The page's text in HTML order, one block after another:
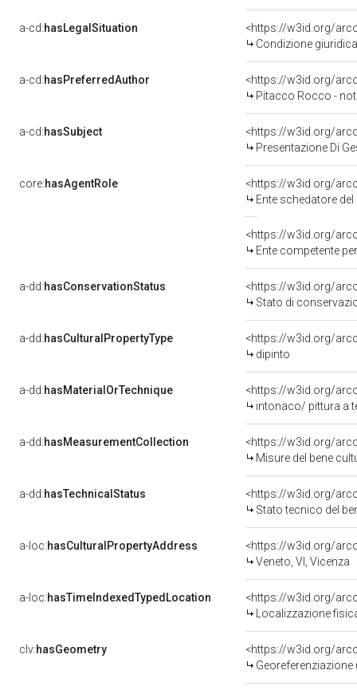
a-cd:hasLegalSituation
Condizione
a-cd:hasPreferredAuthor
<https://w3id.org/
Pitacco Rocco -
a-cd:hasSubject
<https://w3id.org/
Presentazione Di
core:hasAgentRole
<https://w3id.org/
Ente schedatore
<https://w3id.org/
Ente competente per tutela
a-dd:hasConservationStatus
<https://w3id.org/
Stato di
a-dd:hasCulturalPropertyType
<https://w3id.org/
dipinto
a-dd:hasMaterialOrTechnique
<https://w3id.org/
intonaco/ pittura a
a-dd:hasMeasurementCollection
<https://w3id.org/
Misure del bene
a-dd:hasTechnicalStatus
<https://w3id.org/
Stato tecnico del
a-loc:hasCulturalPropertyAddress
<https://w3id.org/
Veneto, VI, Vicenza
a-loc:hasTimeIndexedTypedLocation
<https://w3id.org/
Localizzazione
clv:hasGeometry
<https://w3id.org/
Georeferenziazione